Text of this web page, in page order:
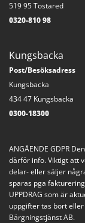
519 95 Tostared
0320-810 98
Kungsbacka
Post/Besöksadress
Kungsbacka
434 47 Kungsbacka
0300-18300
ANGÅENDE GDPR
därför info. Viktigt att
delar- eller säljer
sparas pga
UPPDRAG som är
uppgifter tas bort
Bärgningstjänst AB.